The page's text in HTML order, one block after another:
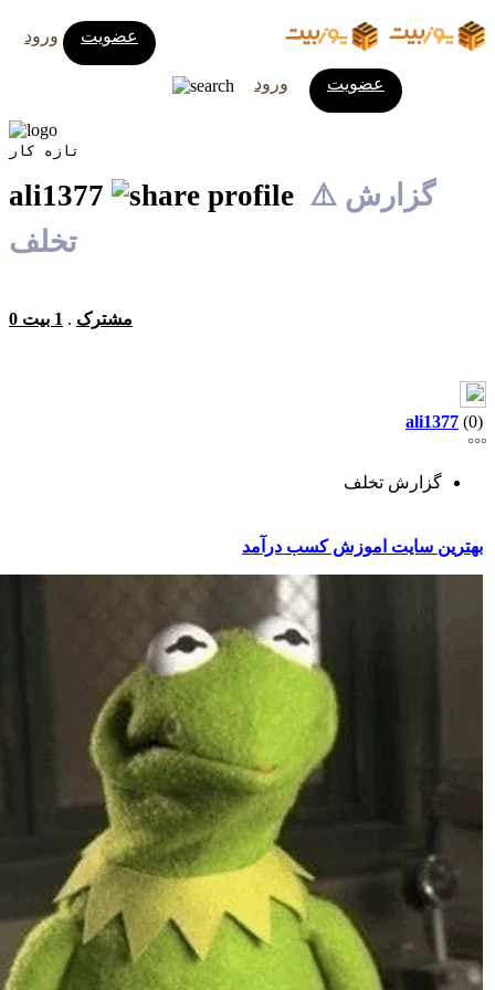
ورود عضویت
ورود عضویت
تازه کار
ali1377
⚠️ گزارش
تخلف
0 مشترک . 1 بیت
ali1377 (0)
گزارش تخلف
بهترین سایت اموزش کسب درآمد